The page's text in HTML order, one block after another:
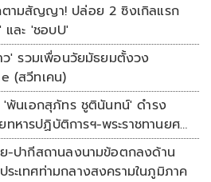
ามสัญญา! ปล่อย 2 ซิงเกิลแรก
และ 'ชอบU'
ว' รวมเพื่อนวัยมัธยมตั้งวง
(สวีทเคน)
'พันเอกสุภัทร ชูตินันทน์' ดำรง
ทหารปฏิบัติการฯ-พระราชทานยศ
-ปากีสถานลงนามข้อตกลงด้าน
ระเทศท่ามกลางสงครามในภูมิภาค